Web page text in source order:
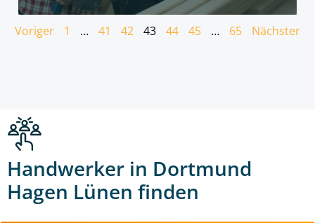
Voriger 1 … 41 42 43 44 45 … 65 Nächster
Handwerker in Dortmund
Hagen Lünen finden